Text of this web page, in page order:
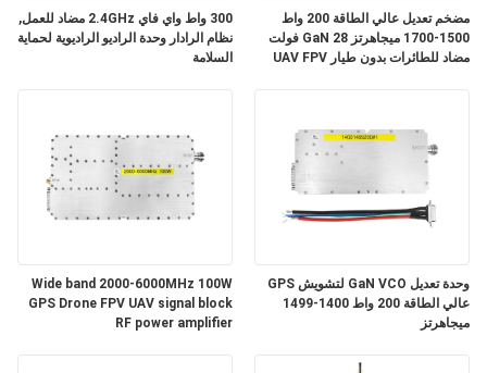
خريطة
PRIVACY
POLICY
300 واط واي فاي 2.4GHz مضاد للعمل,
نظام الرادار وحدة الراديو الراديوية لحماية
السلامة
مضخم تعديل عالي الطاقة 200 واط
1500-1700 ميجاهرتز GaN 28 فولت
مضاد للطائرات بدون طيار UAV FPV
Wide band 2000-6000MHz 100W
GPS Drone FPV UAV signal block
RF power amplifier
وحدة تعديل GaN VCO لتشويش GPS
عالي الطاقة 200 واط 1400-1499
ميجاهرتز